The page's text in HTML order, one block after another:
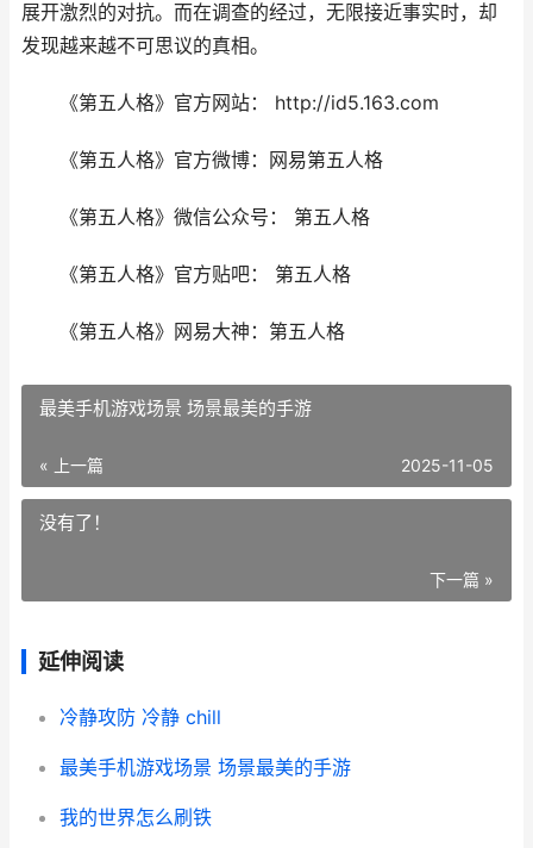
展开激烈的对抗。而在调查的经过，无限接近事实时，却
发现越来越不可思议的真相。
《第五人格》官方网站： http://id5.163.com
《第五人格》官方微博：网易第五人格
《第五人格》微信公众号： 第五人格
《第五人格》官方贴吧： 第五人格
《第五人格》网易大神：第五人格
最美手机游戏场景 场景最美的手游
« 上一篇 2025-11-05
没有了！
下一篇 »
延伸阅读
冷静攻防 冷静 chill
最美手机游戏场景 场景最美的手游
我的世界怎么刷铁